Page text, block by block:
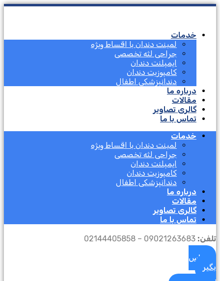
خدمات
لمینت دندان با اقساط ویژه
جراحی لثه تخصصی
ایمپلنت دندان
کامپوزیت دندان
دندانپزشکی اطفال
درباره ما
مقالات
گالری تصاویر
تماس با ما
خدمات
لمینت دندان با اقساط ویژه
جراحی لثه تخصصی
ایمپلنت دندان
کامپوزیت دندان
دندانپزشکی اطفال
درباره ما
مقالات
گالری تصاویر
تماس با ما
تلفن:
تماس
بگیر